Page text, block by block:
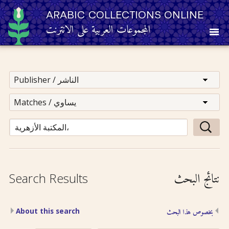
ARABIC COLLECTIONS ONLINE
المجموعات العربية على الانترنت
Other Resources
Browse
Browse by Category
Search
Search Results نتائج البحث
About this search بخصوص هذا البحث